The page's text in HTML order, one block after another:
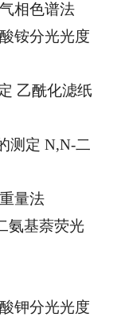
相色谱法
铵分光光度
乙酰化滤纸
测定 N,N-二
量法
氨基萘荧光
钾分光光度